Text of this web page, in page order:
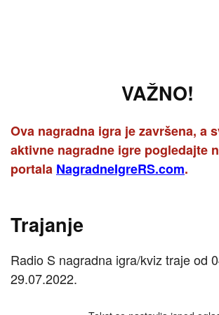
VAŽNO!
Ova nagradna igra je završena, a
aktivne nagradne igre pogledajte
portala NagradneIgreRS.com.
Trajanje
Radio S nagradna igra/kviz traje od
29.07.2022.